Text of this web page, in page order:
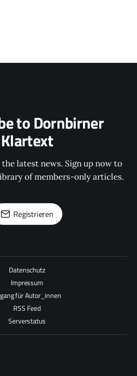
to Dornbirner
Klartext
latest news. Sign up now to
of members-only articles.
Registrieren
Datenschutz
Impressum
für Autor_innen
RSS Feed
Serverstatus